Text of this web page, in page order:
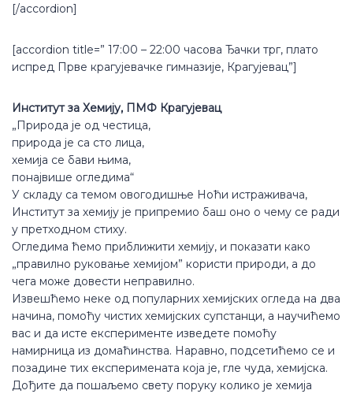
[/accordion]
[accordion title=” 17:00 – 22:00 часова Ђачки трг, плато
испред Прве крагујевачке гимназије, Крагујевац”]
Институт за Хемију, ПМФ Крагујевац
„Природа је од честица,
природа је са сто лица,
хемија се бави њима,
понајвише огледима“
У складу са темом овогодишње Ноћи истраживача,
Институт за хемију је припремио баш оно о чему се ради
у претходном стиху.
Огледима ћемо приближити хемију, и показати како
„правилно руковање хемијом” користи природи, а до
чега може довести неправилно.
Извешћемо неке од популарних хемијских огледа на два
начина, помоћу чистих хемијских супстанци, а научићемо
вас и да исте експерименте изведете помоћу
намирница из домаћинства. Наравно, подсетићемо се и
позадине тих експеримената која је, гле чуда, хемијска.
Дођите да пошаљемо свету поруку колико је хемија